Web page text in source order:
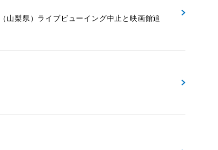
山梨県）ライブビューイング中止と映画館追